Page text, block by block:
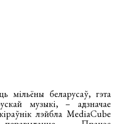
мільёны беларусаў, гэта
музыкі, – адзначае
лэйбла MediaCube